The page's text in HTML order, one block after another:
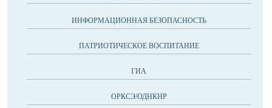
ИНФОРМАЦИОННАЯ БЕЗОПАСНОСТЬ
ПАТРИОТИЧЕСКОЕ ВОСПИТАНИЕ
ГИА
ОРКСЭ/ОДНКНР